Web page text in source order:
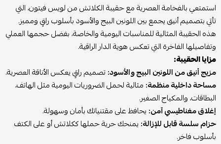
استمتعي بالفخامة العصرية مع حقيبة الكلاتش من لويس فيتون، التي
تأتي بتصميم أنيق يجمع بين اللونين البيج والأسود بأسلوب راقٍ ومميز.
هذه الحقيبة المثالية للمناسبات اليومية والخاصة، بفضل حجمها العملي
وتفاصيلها الفاخرة التي تعكس هوية الدار الراقية.
مزايا الحقيبة:
مزيج أنيق من اللونين البيج والأسود:تصميم راقٍ يعكس الأناقة العصرية.
مساحة داخلية منظمة: مثالية لحمل الضروريات اليومية مثل الهاتف،
البطاقات، والمكياج الصغير.
إغلاق مغناطيسي آمن: يحافظ على مقتنياتك بأمان وسهولة.
حزام سلسة قابل للإزالة: يمنحك حرية حملها ككلاتش أو على الكتف
بأسلوب فاخر.